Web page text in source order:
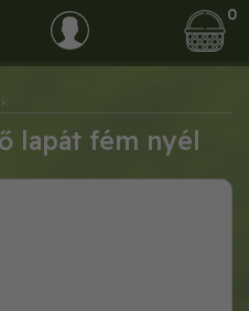
0
lapát fém nyél